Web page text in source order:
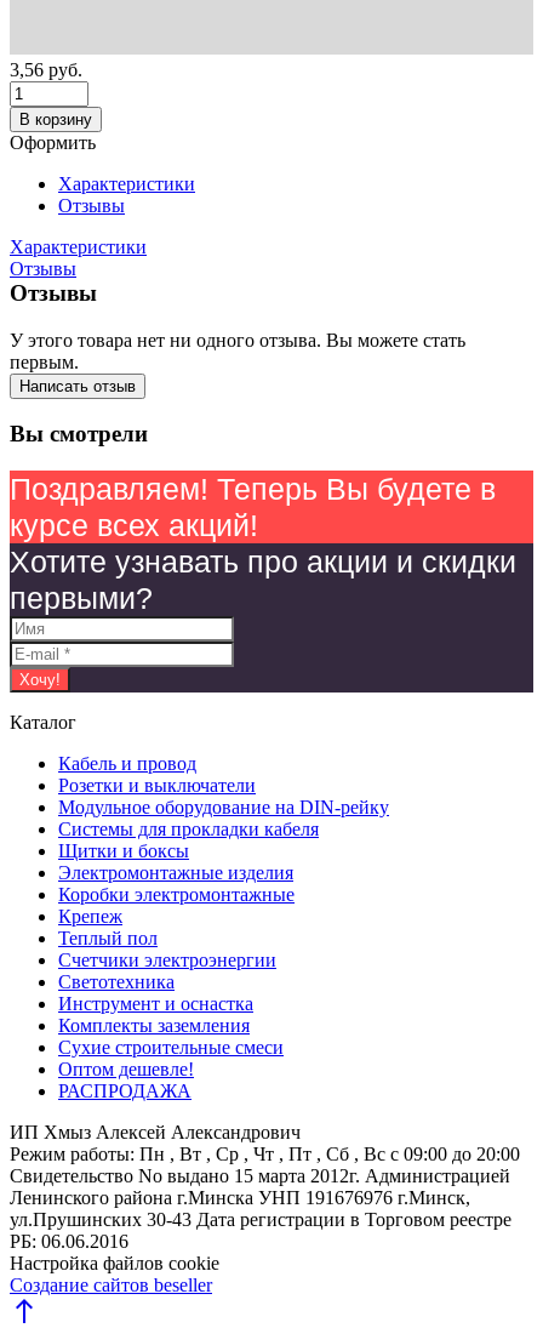
3,56 руб.
В корзину
Оформить
Характеристики
Отзывы
Характеристики
Отзывы
Отзывы
У этого товара нет ни одного отзыва. Вы можете стать
первым.
Написать отзыв
Вы смотрели
Поздравляем! Теперь Вы будете в
курсе всех акций!
Хотите узнавать про акции и скидки
первыми?
Каталог
Кабель и провод
Розетки и выключатели
Модульное оборудование на DIN-рейку
Системы для прокладки кабеля
Щитки и боксы
Электромонтажные изделия
Коробки электромонтажные
Крепеж
Теплый пол
Счетчики электроэнергии
Светотехника
Инструмент и оснастка
Комплекты заземления
Сухие строительные смеси
Оптом дешевле!
РАСПРОДАЖА
ИП Хмыз Алексей Александрович
Режим работы: Пн , Вт , Ср , Чт , Пт , Сб , Вс c 09:00 до 20:00
Свидетельство No выдано 15 марта 2012г. Администрацией
Ленинского района г.Минска УНП 191676976 г.Минск,
ул.Прушинских 30-43 Дата регистрации в Торговом реестре
РБ: 06.06.2016
Настройка файлов cookie
Создание сайтов beseller
north